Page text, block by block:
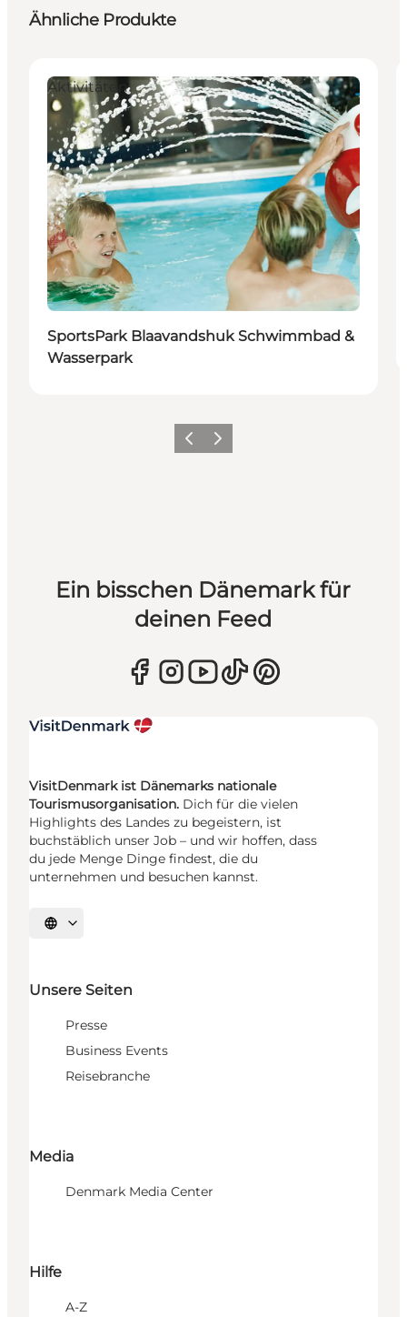
Ähnliche Produkte
Aktivitäten
SportsPark Blaavandshuk Schwimmbad &
Wasserpark
ZurückWeiter
Ein bisschen Dänemark für
deinen Feed
VisitDenmark ist Dänemarks nationale
Tourismusorganisation. Dich für die vielen
Highlights des Landes zu begeistern, ist
buchstäblich unser Job – und wir hoffen, dass
du jede Menge Dinge findest, die du
unternehmen und besuchen kannst.
Sprache auswählen
Unsere Seiten
Presse
Business Events
Reisebranche
Media
Denmark Media Center
Hilfe
A-Z